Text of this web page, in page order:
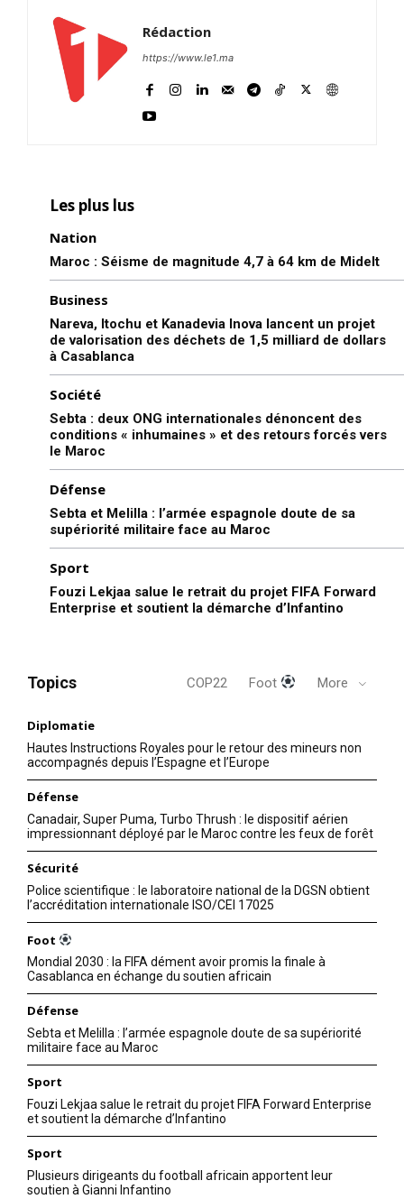
Rédaction
https://www.le1.ma
Les plus lus
Nation
Maroc : Séisme de magnitude 4,7 à 64 km de Midelt
Business
Nareva, Itochu et Kanadevia Inova lancent un projet
de valorisation des déchets de 1,5 milliard de dollars
à Casablanca
Société
Sebta : deux ONG internationales dénoncent des
conditions « inhumaines » et des retours forcés vers
le Maroc
Défense
Sebta et Melilla : l’armée espagnole doute de sa
supériorité militaire face au Maroc
Sport
Fouzi Lekjaa salue le retrait du projet FIFA Forward
Enterprise et soutient la démarche d’Infantino
Topics COP22 Foot More
Diplomatie
Hautes Instructions Royales pour le retour des mineurs non
accompagnés depuis l’Espagne et l’Europe
Défense
Canadair, Super Puma, Turbo Thrush : le dispositif aérien
impressionnant déployé par le Maroc contre les feux de forêt
Sécurité
Police scientifique : le laboratoire national de la DGSN obtient
l’accréditation internationale ISO/CEI 17025
Foot
Mondial 2030 : la FIFA dément avoir promis la finale à
Casablanca en échange du soutien africain
Défense
Sebta et Melilla : l’armée espagnole doute de sa supériorité
militaire face au Maroc
Sport
Fouzi Lekjaa salue le retrait du projet FIFA Forward Enterprise
et soutient la démarche d’Infantino
Sport
Plusieurs dirigeants du football africain apportent leur
soutien à Gianni Infantino